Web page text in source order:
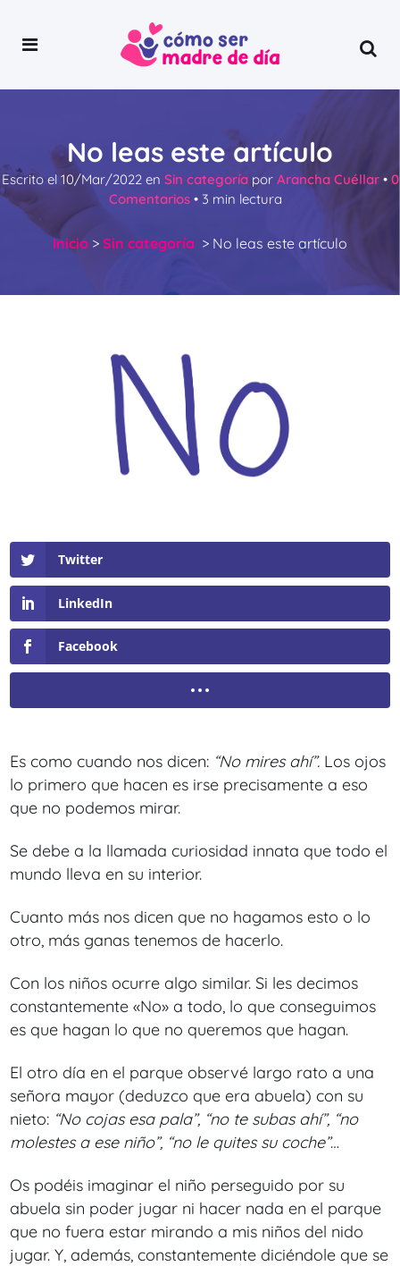
No leas este artículo
Escrito el10/Mar/2022en Sin categoría por Arancha Cuéllar • 0
Comentarios • 3 min lectura
Inicio > Sin categoría > No leas este artículo
Twitter
LinkedIn
Facebook
Es como cuando nos dicen: “No mires ahí”. Los ojos
lo primero que hacen es irse precisamente a eso
que no podemos mirar.
Se debe a la llamada curiosidad innata que todo el
mundo lleva en su interior.
Cuanto más nos dicen que no hagamos esto o lo
otro, más ganas tenemos de hacerlo.
Con los niños ocurre algo similar. Si les decimos
constantemente «No» a todo, lo que conseguimos
es que hagan lo que no queremos que hagan.
El otro día en el parque observé largo rato a una
señora mayor (deduzco que era abuela) con su
nieto: “No cojas esa pala”, “no te subas ahí”, “no
molestes a ese niño”, “no le quites su coche”…
Os podéis imaginar el niño perseguido por su
abuela sin poder jugar ni hacer nada en el parque
que no fuera estar mirando a mis niños del nido
jugar. Y, además, constantemente diciéndole que se